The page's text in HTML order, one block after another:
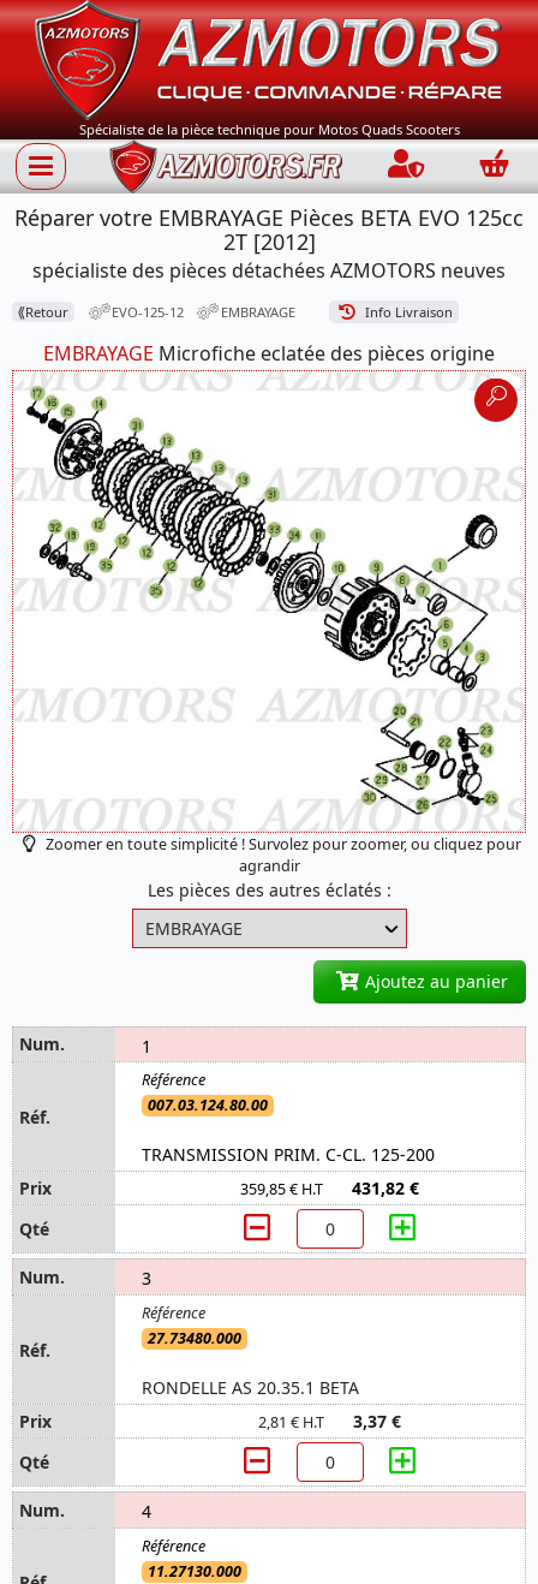
Spécialiste de la pièce technique pour Motos Quads Scooters
Connection
Réparer votre EMBRAYAGE Pièces BETA EVO 125cc
2T [2012]
spécialiste des pièces détachées AZMOTORS neuves
⟪Retour EVO-125-12 EMBRAYAGE Info Livraison
EMBRAYAGE Microfiche eclatée des pièces origine
Zoomer en toute simplicité ! Survolez pour zoomer, ou cliquez pour
agrandir
Les pièces des autres éclatés :
Ajoutez au panier
1
007.03.124.80.00
TRANSMISSION PRIM. C-CL. 125-200
359,85 € H.T 431,82 €
3
27.73480.000
RONDELLE AS 20.35.1 BETA
2,81 € H.T 3,37 €
4
11.27130.000